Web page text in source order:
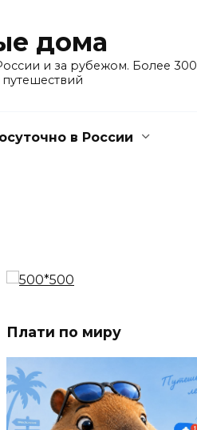
дома
и за рубежом. Более 300
в России
Плати по миру